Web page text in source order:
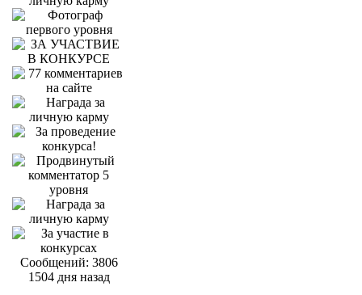
Сообщений: 3806
1504 дня назад